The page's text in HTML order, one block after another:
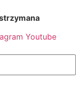
Youtube